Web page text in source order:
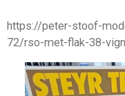
https://peter-stoof-
72/rso-met-flak-38-